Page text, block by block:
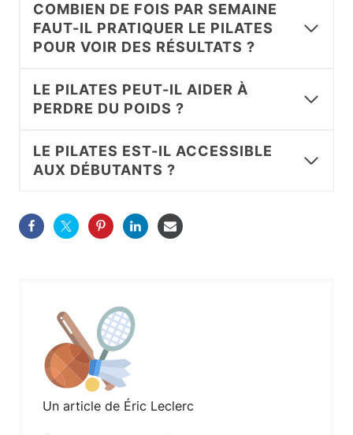
COMBIEN DE FOIS PAR SEMAINE
FAUT-IL PRATIQUER LE PILATES
POUR VOIR DES RÉSULTATS ?
LE PILATES PEUT-IL AIDER À
PERDRE DU POIDS ?
LE PILATES EST-IL ACCESSIBLE
AUX DÉBUTANTS ?
Un article de Éric Leclerc